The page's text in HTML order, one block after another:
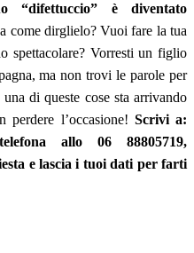
“difettuccio” è diventato
come dirglielo? Vuoi fare la tua
spettacolare? Vorresti un figlio
ma non trovi le parole per
di queste cose sta arrivando
l’occasione! Scrivi a:
allo 06 88805719,
e lascia i tuoi dati per farti